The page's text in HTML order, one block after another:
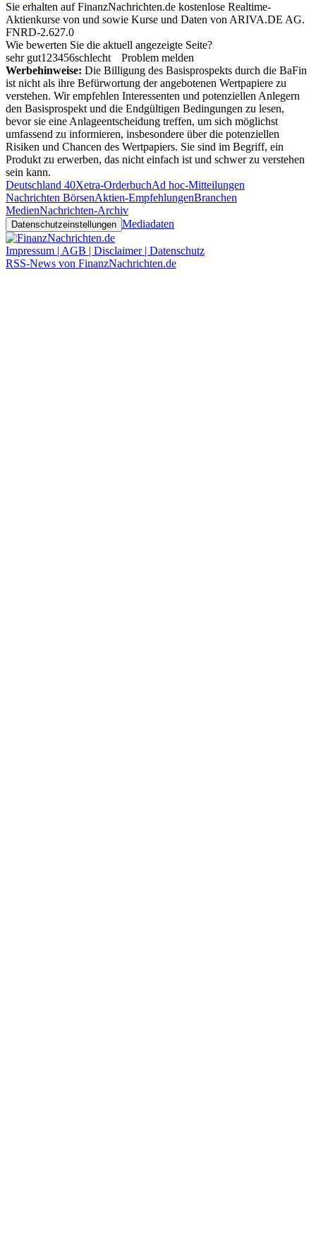
Sie erhalten auf FinanzNachrichten.de kostenlose Realtime-
Aktienkurse von und sowie Kurse und Daten von ARIVA.DE AG.
FNRD-2.627.0
Wie bewerten Sie die aktuell angezeigte Seite?
sehr gut1 23456schlecht
Problem melden
Werbehinweise: Die Billigung des Basisprospekts durch die BaFin
ist nicht als ihre Befürwortung der angebotenen Wertpapiere zu
verstehen. Wir empfehlen Interessenten und potenziellen Anlegern
den Basisprospekt und die Endgültigen Bedingungen zu lesen,
bevor sie eine Anlageentscheidung treffen, um sich möglichst
umfassend zu informieren, insbesondere über die potenziellen
Risiken und Chancen des Wertpapiers. Sie sind im Begriff, ein
Produkt zu erwerben, das nicht einfach ist und schwer zu verstehen
sein kann.
Deutschland 40Xetra-OrderbuchAd hoc-Mitteilungen
Nachrichten BörsenAktien-EmpfehlungenBranchen
MedienNachrichten-Archiv
Datenschutzeinstellungen Mediadaten
Impressum | AGB | Disclaimer | Datenschutz
RSS-News von FinanzNachrichten.de